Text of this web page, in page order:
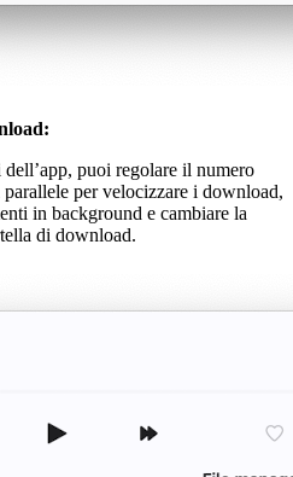
puoi regolare il numero
per velocizzare i download,
in background e cambiare la
di download.